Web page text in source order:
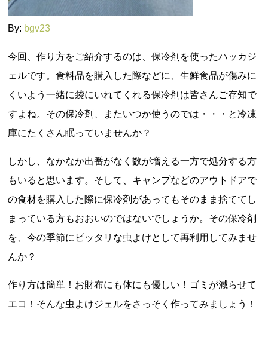
By: bgv23
今回、作り方をご紹介するのは、保冷剤を使ったハッカジ
ェルです。食料品を購入した際などに、生鮮食品が傷みに
くいよう一緒に袋にいれてくれる保冷剤は皆さんご存知で
すよね。その保冷剤、またいつか使うのでは・・・と冷凍
庫にたくさん眠っていませんか？
しかし、なかなか出番がなく数が増える一方で処分する方
もいると思います。そして、キャンプなどのアウトドアで
の食材を購入した際に保冷剤があってもそのまま捨ててし
まっている方もおおいのではないでしょうか。その保冷剤
を、今の季節にピッタリな虫よけとして再利用してみませ
んか？
作り方は簡単！お財布にも体にも優しい！ゴミが減らせて
エコ！そんな虫よけジェルをさっそく作ってみましょう！